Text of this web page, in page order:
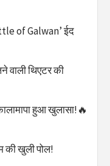
of Galwan’ ईद
थिएटर की
हुआ खुलासा!🔥
की खुली पोल!